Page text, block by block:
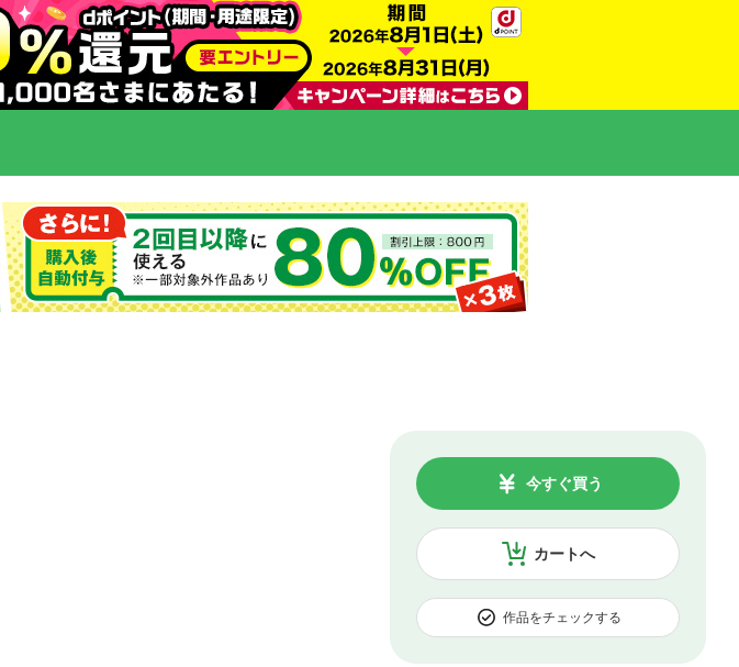
カートへ
今すぐ買う
作品をチェックする